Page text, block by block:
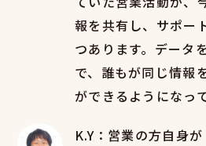
報を共有し、サポー
つあります。データ
で、誰もが同じ情報
ができるようになっ
K.Y：営業の方自身